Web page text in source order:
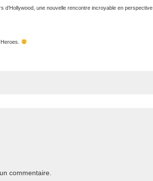
une nouvelle rencontre incroyable en perspective.
commentaire.